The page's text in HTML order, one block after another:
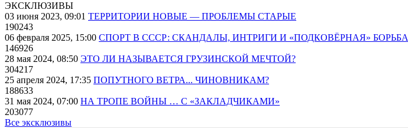
ЭКСКЛЮЗИВЫ
03 июня 2023, 09:01 ТЕРРИТОРИИ НОВЫЕ — ПРОБЛЕМЫ СТАРЫЕ
190243
06 февраля 2025, 15:00 СПОРТ В СССР: СКАНДАЛЫ, ИНТРИГИ И «ПОДКОВЁРНАЯ» БОРЬБА
146926
28 мая 2024, 08:50 ЭТО ЛИ НАЗЫВАЕТСЯ ГРУЗИНСКОЙ МЕЧТОЙ?
304217
25 апреля 2024, 17:35 ПОПУТНОГО ВЕТРА... ЧИНОВНИКАМ?
188633
31 мая 2024, 07:00 НА ТРОПЕ ВОЙНЫ … С «ЗАКЛАДЧИКАМИ»
203077
Все эксклюзивы